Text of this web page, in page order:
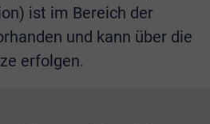
ist im Bereich der
und kann über die
erfolgen.